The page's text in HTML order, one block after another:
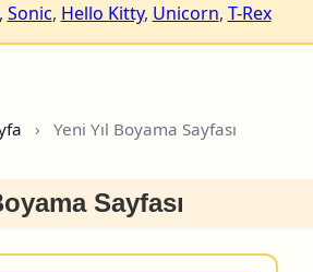
, Sonic, Hello Kitty, Unicorn, T-Rex
› Yeni Yıl Boyama Sayfası
Sayfası